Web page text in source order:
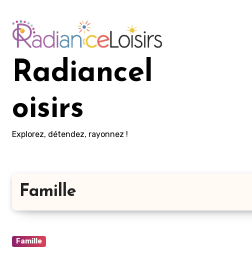
contenu
principal
Radiancel
oisirs
Explorez, détendez, rayonnez !
Famille
Famille